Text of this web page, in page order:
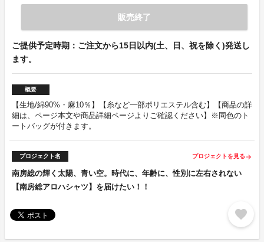
販売終了
ご提供予定時期：ご注文から15日以内(土、日、祝を除く)発送し
ます。
概要
【生地/綿90%・麻10％】【糸など一部ポリエステル含む】【商品の詳
細は、ページ本文や商品詳細ページよりご確認ください】※同色のト
ートバッグが付きます。
プロジェクト名 プロジェクトを見る arrow_forward
南房総の輝く太陽、青い空。時代に、年齢に、性別に左右されない
【南房総アロハシャツ】を届けたい！！
favorite